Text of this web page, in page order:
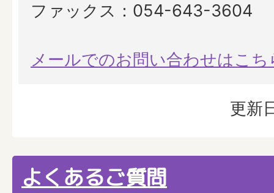
ファックス：054-643-3604
メールでのお問い合わせはこち
更新
よくあるご質問